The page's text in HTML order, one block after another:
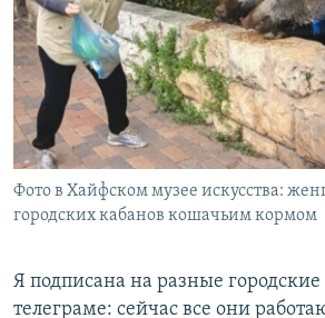
Фото в Хайфском музее искусства:
городских кабанов кошачьим кормом
Я подписана на разные
телеграме: сейчас все они